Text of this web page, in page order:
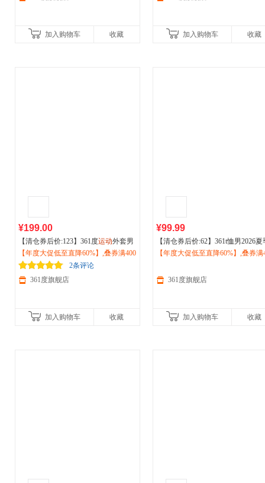
加入购物车 收藏 加入购物车 收藏
¥199.00
【清仓券后价:123】361度运动外套男
2026夏季新款立领商务夹克户外防风
冲锋薄款上衣652434614F
【年度大促低至直降60%】,叠券满400
减150/600减230,立即抢购！
2条评论
361度旗舰店
加入购物车 收藏
¥99.99
【清仓券后价:62】361t恤男2026夏
新款宽松透气休闲跑步上衣圆领户
【年度大促低至直降60%】,叠券满
361度旗舰店
加入购物车 收藏